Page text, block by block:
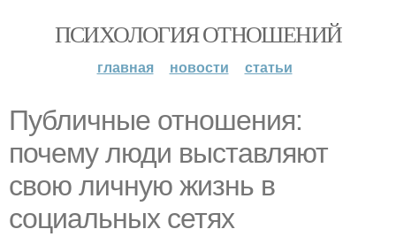
ПСИХОЛОГИЯ ОТНОШЕНИЙ
главная новости статьи
Публичные отношения:
почему люди выставляют
свою личную жизнь в
социальных сетях